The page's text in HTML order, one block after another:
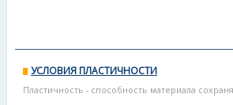
УСЛОВИЯ ПЛАСТИЧНОСТИ
Пластичность - способность материала